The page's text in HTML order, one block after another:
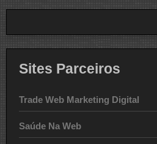
Sites Parceiros
Trade Web Marketing Digital
Saúde Na Web